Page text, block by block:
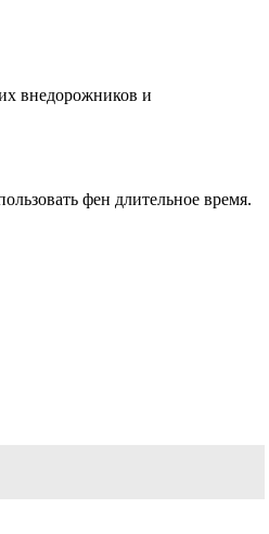
внедорожников и
фен длительное время.